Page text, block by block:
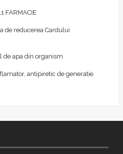
FARMACIE
de reducerea Cardului
de apa din organism
antipiretic de generatie